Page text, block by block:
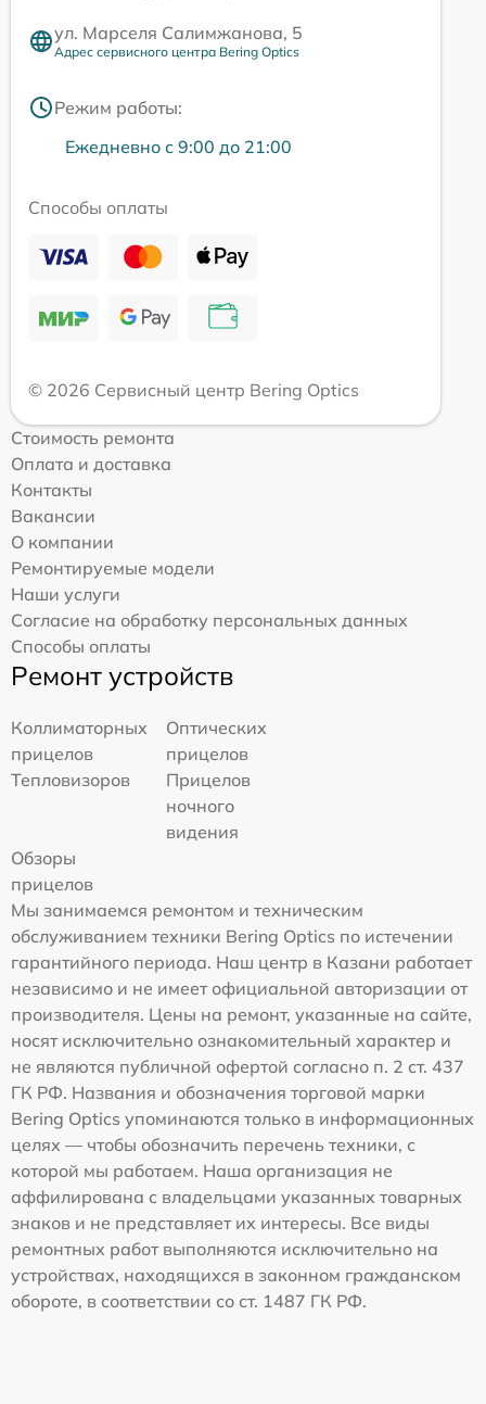
ул. Марселя Салимжанова, 5
Адрес сервисного центра Bering Optics
Режим работы:
Ежедневно с 9:00 до 21:00
Способы оплаты
© 2026 Сервисный центр Bering Optics
Стоимость ремонта
Оплата и доставка
Контакты
Вакансии
О компании
Ремонтируемые модели
Наши услуги
Согласие на обработку персональных данных
Способы оплаты
Ремонт устройств
Коллиматорных
прицелов
Оптических
прицелов
Тепловизоров
Прицелов
ночного
видения
Обзоры
прицелов
Мы занимаемся ремонтом и техническим
обслуживанием техники Bering Optics по истечении
гарантийного периода. Наш центр в Казани работает
независимо и не имеет официальной авторизации от
производителя. Цены на ремонт, указанные на сайте,
носят исключительно ознакомительный характер и
не являются публичной офертой согласно п. 2 ст. 437
ГК РФ. Названия и обозначения торговой марки
Bering Optics упоминаются только в информационных
целях — чтобы обозначить перечень техники, с
которой мы работаем. Наша организация не
аффилирована с владельцами указанных товарных
знаков и не представляет их интересы. Все виды
ремонтных работ выполняются исключительно на
устройствах, находящихся в законном гражданском
обороте, в соответствии со ст. 1487 ГК РФ.